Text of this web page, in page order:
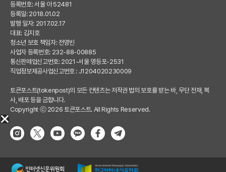
등록번호: 서울 아 52481
등록일: 2018.01.02
발행 일자: 2017.02.17
대표: 김지호
청소년 보호 책임자: 전영빈
사업자 등록번호: 232-88-00885
통신판매업신고번호: 2021-서울 영등포-2531
직업정보제공사업신고번호 : J1204020230009
토큰포스트(tokenpost)의 모든 컨텐츠는 저작권 법의 보호를 받는 바, 무단 전재, 복
사, 배포 등을 금합니다.
Copyright ⓒ 2026 토큰포스트. All Rights Reserved.